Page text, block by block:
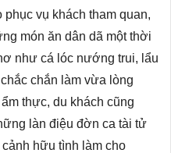
vụ khách tham quan,
món ăn dân dã một thời
như cá lóc nướng trui, lẩu
chắn làm vừa lòng
thực, du khách cũng
làn điệu đờn ca tài tử
hữu tình làm cho